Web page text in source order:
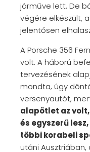
járműve lett. De
végére elkészült,
jelentősen
A Porsche 356
volt. A háború
tervezésének
mondta, úgy
versenyautót,
alapötlet az volt,
és egyszerű
többi korabeli
utáni